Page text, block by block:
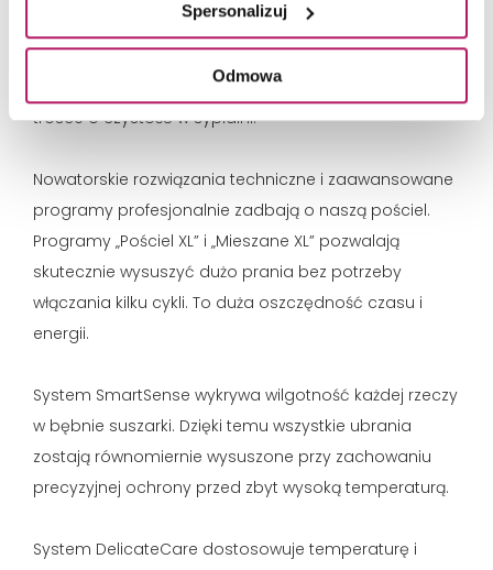
Spersonalizuj
Odmowa
Suszarka PerfectCare 800 z pompą ciepła
DeliacteCare oraz systemami SmartSense,
GentleCare i SensiCare jest niezastąpiona np. w
trosce o czystość w sypialni.
Nowatorskie rozwiązania techniczne i zaawansowane
programy profesjonalnie zadbają o naszą pościel.
Programy „Pościel XL” i „Mieszane XL” pozwalają
skutecznie wysuszyć dużo prania bez potrzeby
włączania kilku cykli. To duża oszczędność czasu i
energii.
System SmartSense wykrywa wilgotność każdej rzeczy
w bębnie suszarki. Dzięki temu wszystkie ubrania
zostają równomiernie wysuszone przy zachowaniu
precyzyjnej ochrony przed zbyt wysoką temperaturą.
System DelicateCare dostosowuje temperaturę i